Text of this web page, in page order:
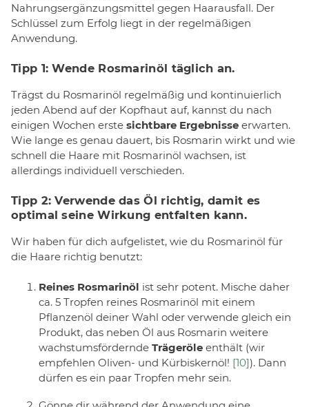
Nahrungsergänzungsmittel gegen Haarausfall. Der
Schlüssel zum Erfolg liegt in der regelmäßigen
Anwendung.
Tipp 1: Wende Rosmarinöl täglich an.
Trägst du Rosmarinöl regelmäßig und kontinuierlich
jeden Abend auf der Kopfhaut auf, kannst du nach
einigen Wochen erste sichtbare Ergebnisse erwarten.
Wie lange es genau dauert, bis Rosmarin wirkt und wie
schnell die Haare mit Rosmarinöl wachsen, ist
allerdings individuell verschieden.
Tipp 2: Verwende das Öl richtig, damit es
optimal seine Wirkung entfalten kann.
Wir haben für dich aufgelistet, wie du Rosmarinöl für
die Haare richtig benutzt:
Reines Rosmarinöl ist sehr potent. Mische daher
ca. 5 Tropfen reines Rosmarinöl mit einem
Pflanzenöl deiner Wahl oder verwende gleich ein
Produkt, das neben Öl aus Rosmarin weitere
wachstumsfördernde Trägeröle enthält (wir
empfehlen Oliven- und Kürbiskernöl! [10]). Dann
dürfen es ein paar Tropfen mehr sein.